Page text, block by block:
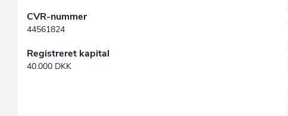
CVR-nummer
44561824
Registreret kapital
40.000 DKK